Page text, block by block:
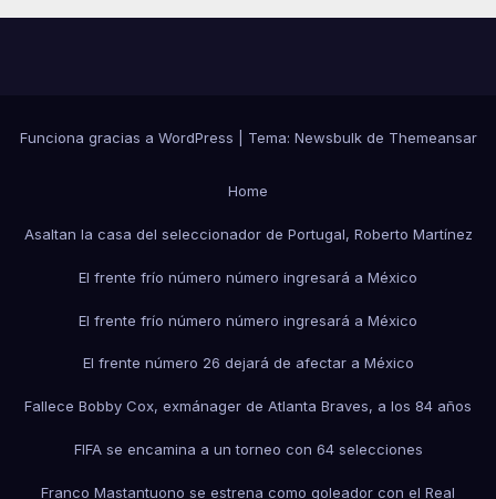
Funciona gracias a WordPress Tema: Newsbulkde Themeansar
Home
Asaltan la casa del seleccionador de Portugal, Roberto Martínez
El frente frío número número ingresará a México
El frente frío número número ingresará a México
El frente número 26 dejará de afectar a México
Fallece Bobby Cox, exmánager de Atlanta Braves, a los 84 años
FIFA se encamina a un torneo con 64 selecciones
Franco Mastantuono se estrena como goleador con el Real